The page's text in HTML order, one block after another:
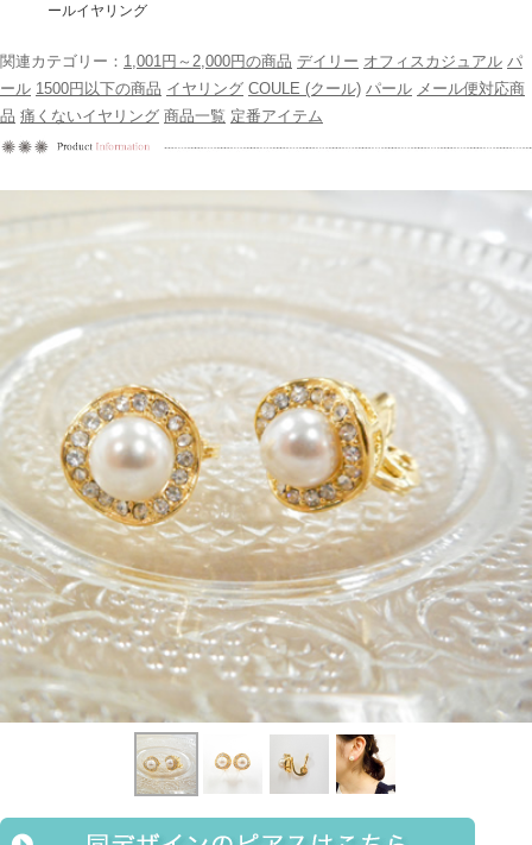
ールイヤリング
関連カテゴリー： 1,001円～2,000円の商品 デイリー オフィスカジュアル パ
ール 1500円以下の商品 イヤリング COULE (クール) パール メール便対応商
品 痛くないイヤリング 商品一覧 定番アイテム